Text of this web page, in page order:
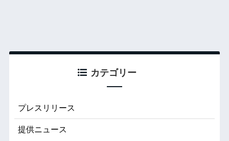
カテゴリー
プレスリリース
提供ニュース